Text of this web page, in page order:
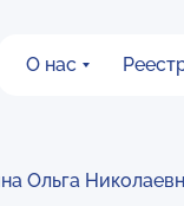
О нас
Ольга